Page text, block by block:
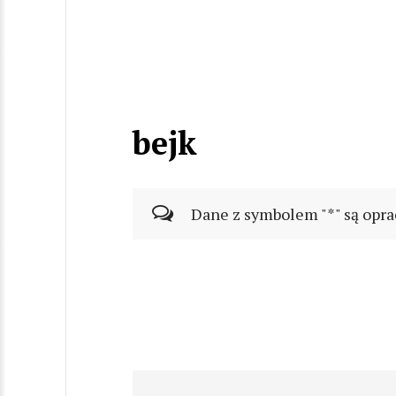
bejk
Dane z symbolem "*" są